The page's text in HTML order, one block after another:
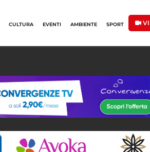
CULTURA EVENTI AMBIENTE SPORT